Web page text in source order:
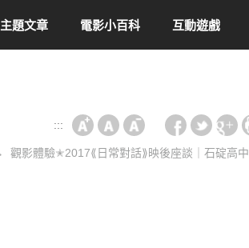
主題文章 電影小百科 互動遊戲
:::
觀影體驗✭2017⟪日常對話⟫映後座談｜石碇高中